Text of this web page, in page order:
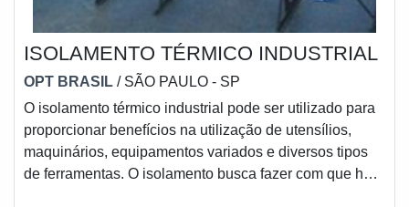
ISOLAMENTO TÉRMICO INDUSTRIAL
OPT BRASIL / SÃO PAULO - SP
O isolamento térmico industrial pode ser utilizado para
proporcionar benefícios na utilização de utensílios,
maquinários, equipamentos variados e diversos tipos
de ferramentas. O isolamento busca fazer com que haja